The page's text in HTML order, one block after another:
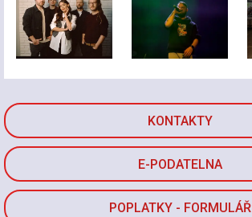
KONTAKTY
E-PODATELNA
POPLATKY - FORMULÁŘ